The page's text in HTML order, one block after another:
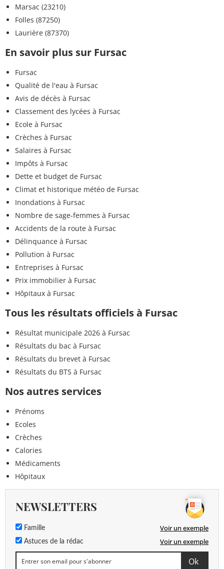
Marsac (23210)
Folles (87250)
Laurière (87370)
En savoir plus sur Fursac
Fursac
Qualité de l'eau à Fursac
Avis de décès à Fursac
Classement des lycées à Fursac
Ecole à Fursac
Crèches à Fursac
Salaires à Fursac
Impôts à Fursac
Dette et budget de Fursac
Climat et historique météo de Fursac
Inondations à Fursac
Nombre de sage-femmes à Fursac
Accidents de la route à Fursac
Délinquance à Fursac
Pollution à Fursac
Entreprises à Fursac
Prix immobilier à Fursac
Hôpitaux à Fursac
Tous les résultats officiels à Fursac
Résultat municipale 2026 à Fursac
Résultats du bac à Fursac
Résultats du brevet à Fursac
Résultats du BTS à Fursac
Nos autres services
Prénoms
Ecoles
Crèches
Calories
Médicaments
Hôpitaux
NEWSLETTERS
Famille Voir un exemple
Astuces de la rédac Voir un exemple